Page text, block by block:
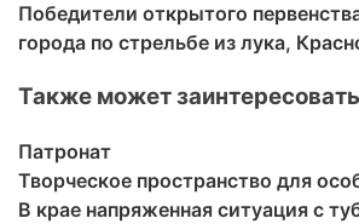
Победители открытого
города по стрельбе из лука,
Также может заинтересовать
Патронат
Творческое пространство для
В крае напряженная ситуация с